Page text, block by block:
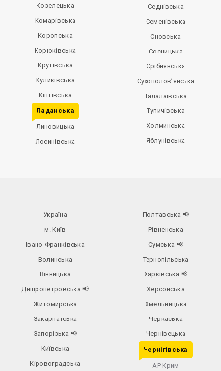
Козелецька
Комарівська
Коропська
Корюківська
Крутівська
Куликівська
Кіптівська
Ладанська
Линовицька
Лосинівська
Седнівська
Семенівська
Сновська
Сосницька
Срібнянська
Сухополов’янська
Талалаївська
Тупичівська
Холминська
Яблунівська
Україна
м. Київ
Івано-Франківська
Волинська
Вінницька
Дніпропетровська📢
Житомирська
Закарпатська
Запорізька 📢
Київська
Кіровоградська
Полтавська 📢
Рівненська
Сумська 📢
Тернопільська
Харківська 📢
Херсонська
Хмельницька
Черкаська
Чернівецька
Чернігівська
АР Крим